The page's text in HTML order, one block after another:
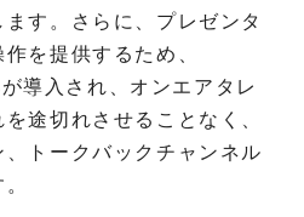
す。さらに、プレゼンタ
を提供するため、
導入され、オンエアタレ
途切れさせることなく、
トークバックチャンネル